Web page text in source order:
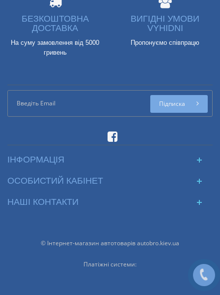
БЕЗКОШТОВНА
ДОСТАВКА
На суму замовлення від 5000
гривень
ВИГІДНІ УМОВИ
VYHIDNI
Пропонуємо співпрацю
Підписка
ІНФОРМАЦІЯ
ОСОБИСТИЙ КАБІНЕТ
НАШІ КОНТАКТИ
© Інтернет-магазин автотоварів autobro.kiev.ua
Платіжні системи: